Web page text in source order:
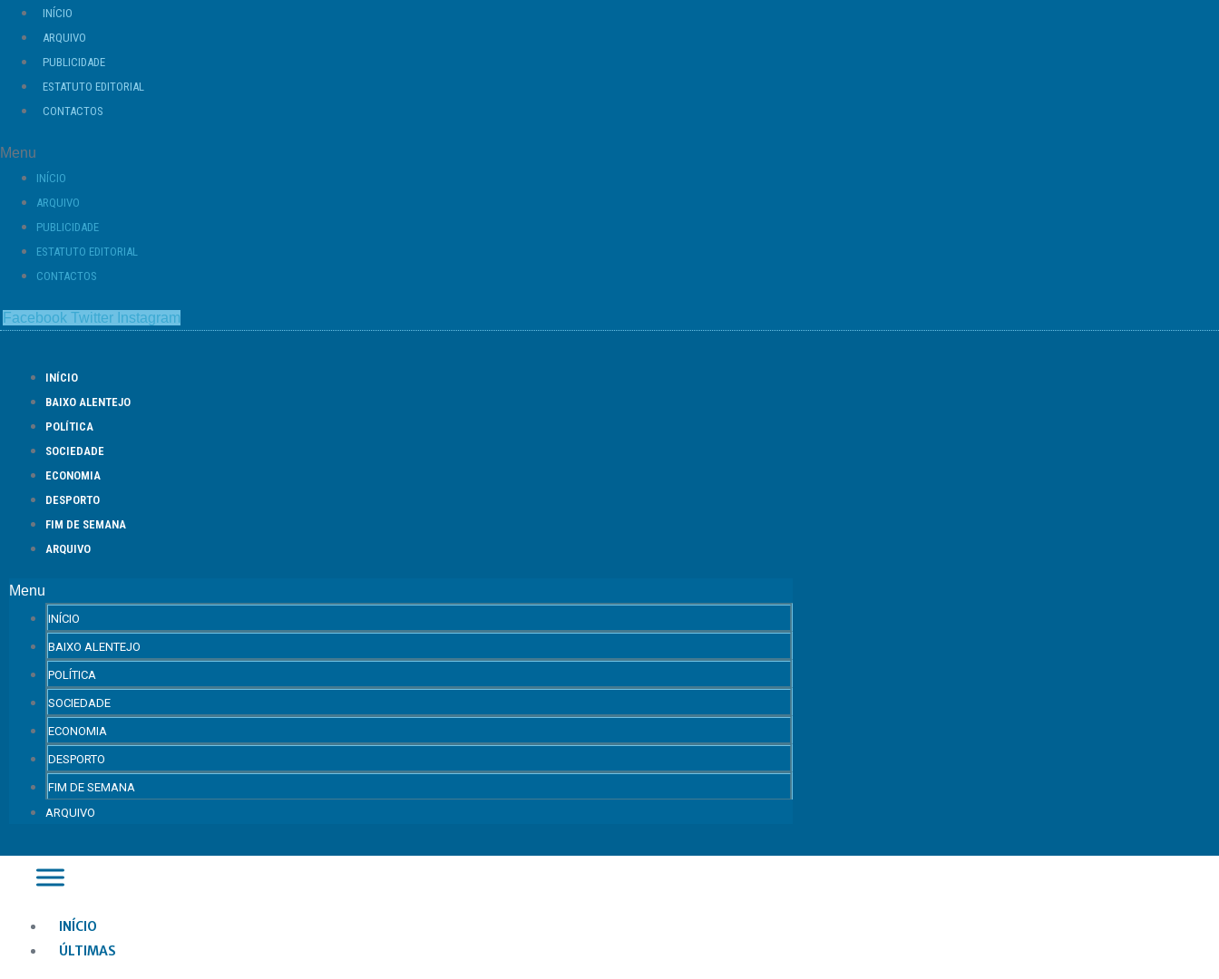
para
conteúdo
INÍCIO
ARQUIVO
PUBLICIDADE
ESTATUTO EDITORIAL
CONTACTOS
Menu
INÍCIO
ARQUIVO
PUBLICIDADE
ESTATUTO EDITORIAL
CONTACTOS
Facebook Twitter Instagram
INÍCIO
BAIXO ALENTEJO
POLÍTICA
SOCIEDADE
ECONOMIA
DESPORTO
FIM DE SEMANA
ARQUIVO
Menu
INÍCIO
BAIXO ALENTEJO
POLÍTICA
SOCIEDADE
ECONOMIA
DESPORTO
FIM DE SEMANA
ARQUIVO
INÍCIO
ÚLTIMAS